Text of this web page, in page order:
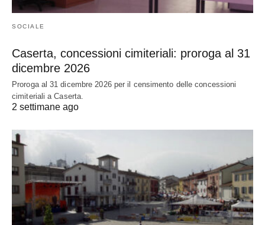
SOCIALE
Caserta, concessioni cimiteriali: proroga al 31
dicembre 2026
Proroga al 31 dicembre 2026 per il censimento delle concessioni
cimiteriali a Caserta.
2 settimane ago